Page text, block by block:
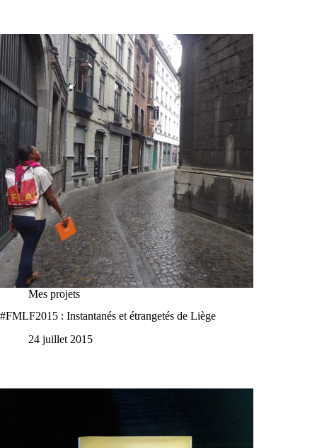
Mes projets
#FMLF2015 : Instantanés et étrangetés de Liège
24 juillet 2015